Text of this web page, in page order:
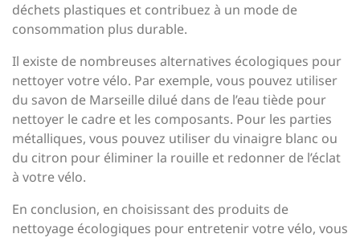
déchets plastiques et contribuez à un mode de
consommation plus durable.
Il existe de nombreuses alternatives écologiques pour
nettoyer votre vélo. Par exemple, vous pouvez utiliser
du savon de Marseille dilué dans de l’eau tiède pour
nettoyer le cadre et les composants. Pour les parties
métalliques, vous pouvez utiliser du vinaigre blanc ou
du citron pour éliminer la rouille et redonner de l’éclat
à votre vélo.
En conclusion, en choisissant des produits de
nettoyage écologiques pour entretenir votre vélo, vous